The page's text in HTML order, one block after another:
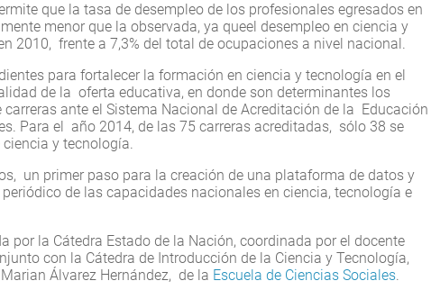
que la tasa de desempleo de los profesionales egresados en
menor que la observada, ya queel desempleo en ciencia y
2010, frente a 7,3% del total de ocupaciones a nivel nacional.
para fortalecer la formación en ciencia y tecnología en el
de la oferta educativa, en donde son determinantes los
ante el Sistema Nacional de Acreditación de la Educación
Para el año 2014, de las 75 carreras acreditadas, sólo 38 se
y tecnología.
un primer paso para la creación de una plataforma de datos y
de las capacidades nacionales en ciencia, tecnología e
por la Cátedra Estado de la Nación, coordinada por el docente
con la Cátedra de Introducción de la Ciencia y Tecnología,
Álvarez Hernández, de la Escuela de Ciencias Sociales.